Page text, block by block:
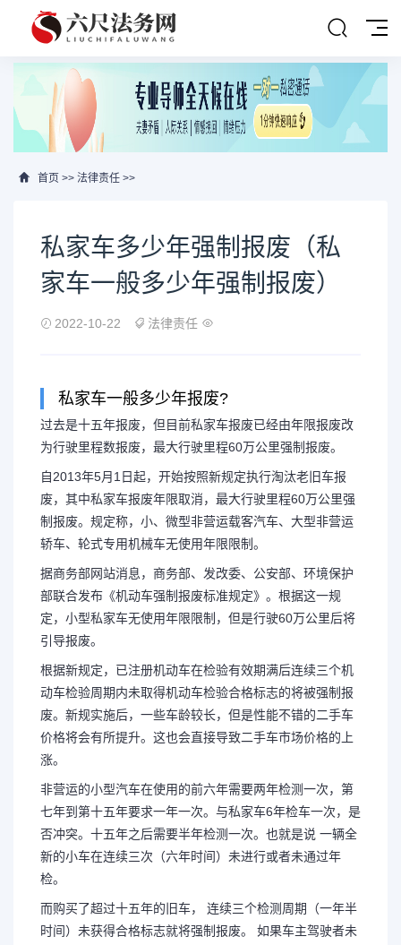
首页 >> 法律责任 >>
私家车多少年强制报废（私
家车一般多少年强制报废）
2022-10-22 法律责任
私家车一般多少年报废?
过去是十五年报废，但目前私家车报废已经由年限报废改
为行驶里程数报废，最大行驶里程60万公里强制报废。
自2013年5月1日起，开始按照新规定执行淘汰老旧车报
废，其中私家车报废年限取消，最大行驶里程60万公里强
制报废。规定称，小、微型非营运载客汽车、大型非营运
轿车、轮式专用机械车无使用年限限制。
据商务部网站消息，商务部、发改委、公安部、环境保护
部联合发布《机动车强制报废标准规定》。根据这一规
定，小型私家车无使用年限限制，但是行驶60万公里后将
引导报废。
根据新规定，已注册机动车在检验有效期满后连续三个机
动车检验周期内未取得机动车检验合格标志的将被强制报
废。新规实施后，一些车龄较长，但是性能不错的二手车
价格将会有所提升。这也会直接导致二手车市场价格的上
涨。
非营运的小型汽车在使用的前六年需要两年检测一次，第
七年到第十五年要求一年一次。与私家车6年检车一次，是
否冲突。十五年之后需要半年检测一次。也就是说 一辆全
新的小车在连续三次（六年时间）未进行或者未通过年
检。
而购买了超过十五年的旧车， 连续三个检测周期（一年半
时间）未获得合格标志就将强制报废。 如果车主驾驶者未
私家车多少年强制报废（
年强制报废
私家车一般多少年报废? 过去
家车报废已经由年限报废改为行驶
程60万公里强制报废。自2013年5
执行淘汰老...